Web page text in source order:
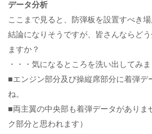
データ分析
ここまで見ると、防弾板を設置すべき
結論になりそうですが、皆さんならど
ますか？
・・・気になるところを洗い出してみま
■エンジン部分及び操縦席部分に着弾デ
ね。
■両主翼の中央部も着弾データがありま
ク部分と思われます）